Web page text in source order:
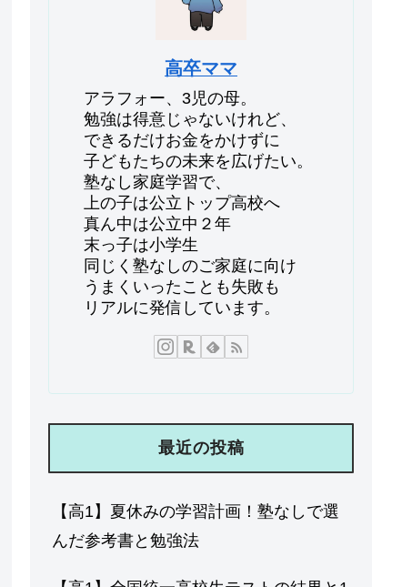
高卒ママ
アラフォー、3児の母。
勉強は得意じゃないけれど、
できるだけお金をかけずに
子どもたちの未来を広げたい。
塾なし家庭学習で、
上の子は公立トップ高校へ
真ん中は公立中２年
末っ子は小学生
同じく塾なしのご家庭に向け
うまくいったことも失敗も
リアルに発信しています。
最近の投稿
【高1】夏休みの学習計画！塾なしで選
んだ参考書と勉強法